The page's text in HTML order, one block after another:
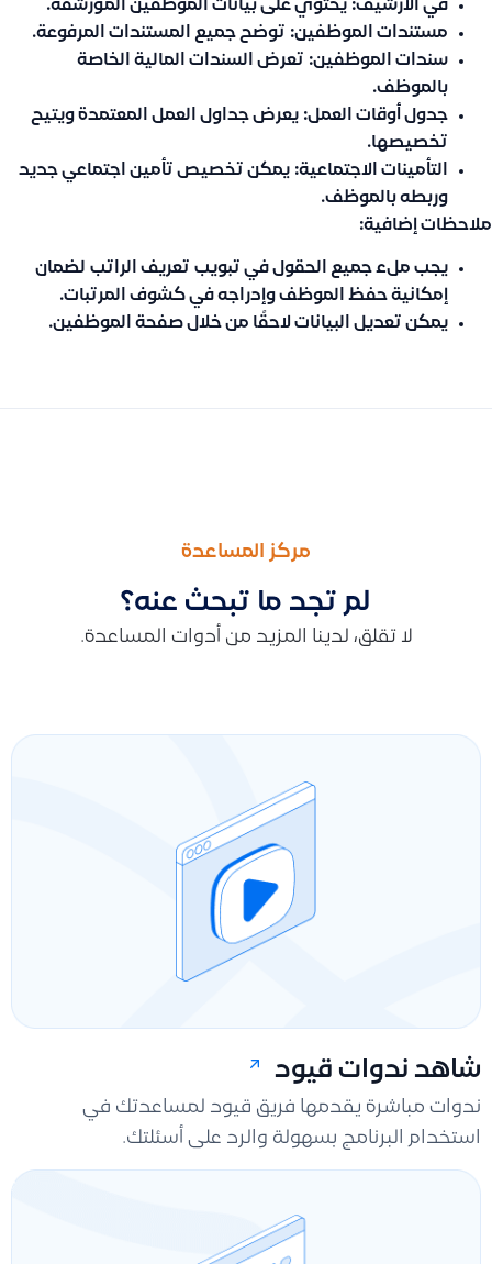
في الأرشيف: يحتوي على بيانات الموظفين المؤرشفة.
مستندات الموظفين: توضح جميع المستندات المرفوعة.
سندات الموظفين: تعرض السندات المالية الخاصة
بالموظف.
جدول أوقات العمل: يعرض جداول العمل المعتمدة ويتيح
تخصيصها.
التأمينات الاجتماعية: يمكن تخصيص تأمين اجتماعي جديد
وربطه بالموظف.
ملاحظات إضافية:
يجب ملء جميع الحقول في تبويب تعريف الراتب لضمان
إمكانية حفظ الموظف وإدراجه في كشوف المرتبات.
يمكن تعديل البيانات لاحقًا من خلال صفحة الموظفين.
مركز المساعدة
لم تجد ما تبحث عنه؟
لا تقلق، لدينا المزيد من أدوات المساعدة.
شاهد ندوات قيود
ندوات مباشرة يقدمها فريق قيود لمساعدتك في
استخدام البرنامج بسهولة والرد على أسئلتك.